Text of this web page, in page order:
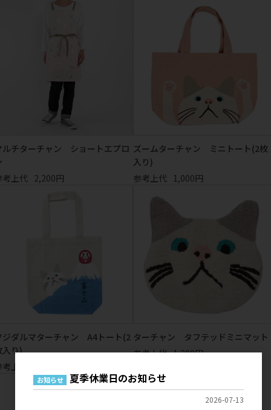
ルチターチャン ショートエプロ
考上代 2,200円
ズームターチャン ミニトート(2枚
入り)
参考上代 1,000円
ジダルマターチャン A4トート(2
入り)
上代
ターチャン タフテッドミニマット
参考上代 1,200円
お知らせ 夏季休業日のお知らせ
2026-07-13